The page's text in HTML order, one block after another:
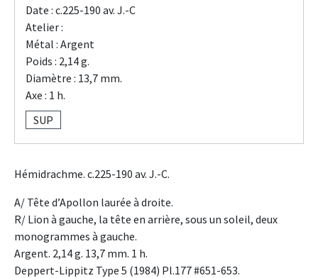
Date : c.225-190 av. J.-C
Atelier :
Métal : Argent
Poids : 2,14 g.
Diamètre : 13,7 mm.
Axe : 1 h.
SUP
Hémidrachme. c.225-190 av. J.-C.
A/ Tête d’Apollon laurée à droite.
R/ Lion à gauche, la tête en arrière, sous un soleil, deux
monogrammes à gauche.
Argent. 2,14 g. 13,7 mm. 1 h.
Deppert-Lippitz Type 5 (1984) Pl.177 #651-653.